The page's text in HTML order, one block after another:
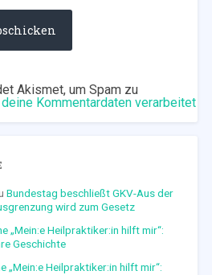
Akismet, um Spam zu
Kommentardaten verarbeitet
Bundestag beschließt GKV-Aus der
wird zum Gesetz
„Mein:e Heilpraktiker:in hilft mir“:
Geschichte
„Mein:e Heilpraktiker:in hilft mir“: